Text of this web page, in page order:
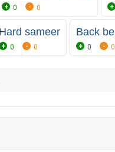
0 0
Hard sameer
0 0
Back
0 0